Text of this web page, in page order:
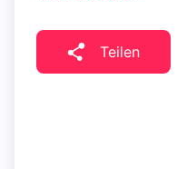
Teilen